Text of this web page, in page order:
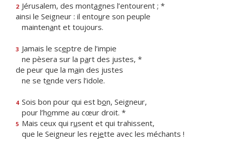
2 Jérusalem, des montagnes l’entourent ; *
ainsi le Seigneur : il entoure son peuple
maintenant et toujours.
3 Jamais le sceptre de l’impie
ne pèsera sur la part des justes, *
de peur que la main des justes
ne se tende vers l’idole.
4 Sois bon pour qui est bon, Seigneur,
pour l’homme au cœur droit. *
5 Mais ceux qui rusent et qui trahissent,
que le Seigneur les rejette avec les méchants !